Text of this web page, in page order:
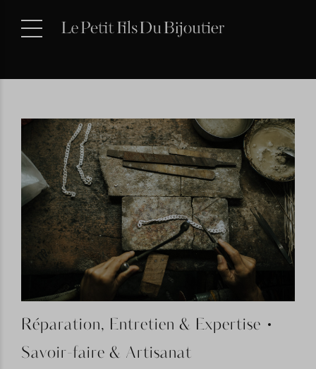
Réparation, Entretien & Expertise
Savoir-faire & Artisanat